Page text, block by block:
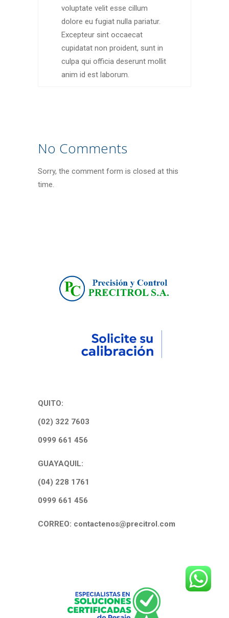
voluptate velit esse cillum
dolore eu fugiat nulla pariatur.
Excepteur sint occaecat
cupidatat non proident, sunt in
culpa qui officia deserunt mollit
anim id est laborum.
No Comments
Sorry, the comment form is closed at this
time.
QUITO:
(02) 322 7603
0999 661 456
GUAYAQUIL:
(04) 228 1761
0999 661 456
CORREO: contactenos@precitrol.com